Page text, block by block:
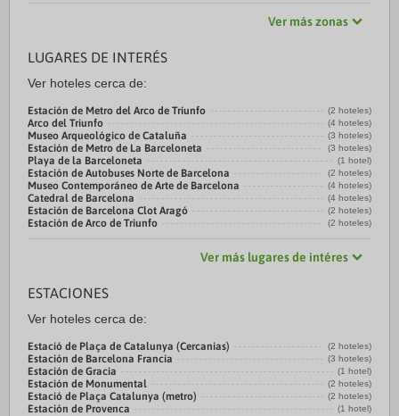
Ver más zonas
LUGARES DE INTERÉS
Ver hoteles cerca de:
Estación de Metro del Arco de Triunfo (2 hoteles)
Arco del Triunfo (4 hoteles)
Museo Arqueológico de Cataluña (3 hoteles)
Estación de Metro de La Barceloneta (3 hoteles)
Playa de la Barceloneta (1 hotel)
Estación de Autobuses Norte de Barcelona (2 hoteles)
Museo Contemporáneo de Arte de Barcelona (4 hoteles)
Catedral de Barcelona (4 hoteles)
Estación de Barcelona Clot Aragó (2 hoteles)
Estación de Arco de Triunfo (2 hoteles)
Ver más lugares de intéres
ESTACIONES
Ver hoteles cerca de:
Estació de Plaça de Catalunya (Cercanias) (2 hoteles)
Estación de Barcelona Francia (3 hoteles)
Estación de Gracia (1 hotel)
Estación de Monumental (2 hoteles)
Estació de Plaça Catalunya (metro) (2 hoteles)
Estación de Provenca (1 hotel)